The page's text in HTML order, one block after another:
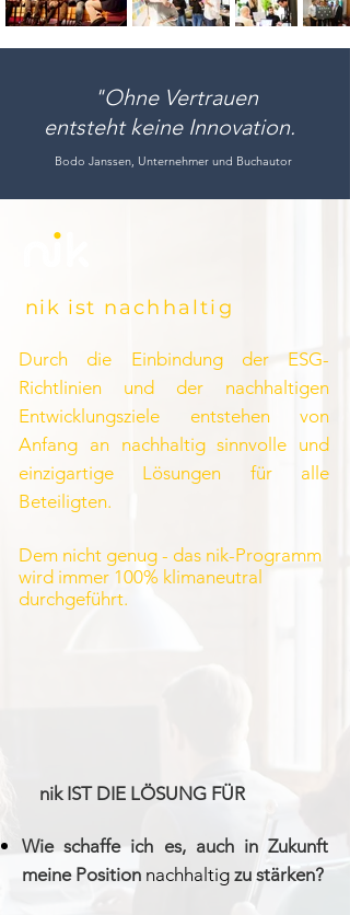
"Ohne Vertrauen
entstehtkeine Innovation.
Bodo Janssen, Unternehmer und Buchautor
nik ist nachhaltig
Durch die Einbindung der ESG-
Richtlinien und der nachhaltigen
Entwicklungsziele entstehen von
Anfang an nachhaltig sinnvolle und
einzigartige Lösungen für alle
Beteiligten.
Dem nicht genug - das nik-Programm
wird immer 100% klimaneutral
durchgeführt.
nik IST DIE LÖSUNG FÜR
Wie schaffe ich es, auch in Zukunft
meine Position nachhaltig zu stärken?